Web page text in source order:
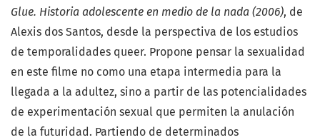
Glue. Historia adolescente en medio de la nada (2006), de
Alexis dos Santos, desde la perspectiva de los estudios
de temporalidades queer. Propone pensar la sexualidad
en este filme no como una etapa intermedia para la
llegada a la adultez, sino a partir de las potencialidades
de experimentación sexual que permiten la anulación
de la futuridad. Partiendo de determinados